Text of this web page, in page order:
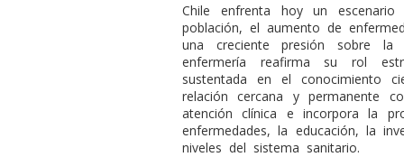
Chile enfrenta hoy un
población, el aumento de
una creciente presión sobre
enfermería reafirma su rol
sustentada en el conocimiento
relación cercana y permanente
atención clínica e incorpora la
enfermedades, la educación, la
niveles del sistema sanitario.